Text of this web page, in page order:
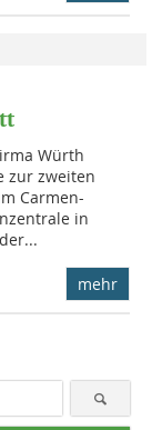
Würth
zur zweiten
Carmen-
in
mehr